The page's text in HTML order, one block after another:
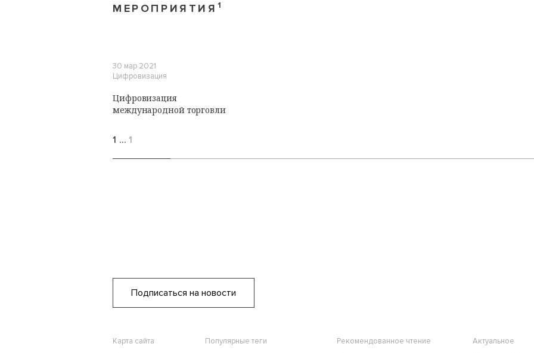
МЕРОПРИЯТИЯ 1
30 мар 2021
Цифровизация
Цифровизация
международной торговли
1 … 1
Подписаться на новости
Карта сайта Популярные теги Рекомендованное чтение Актуальное